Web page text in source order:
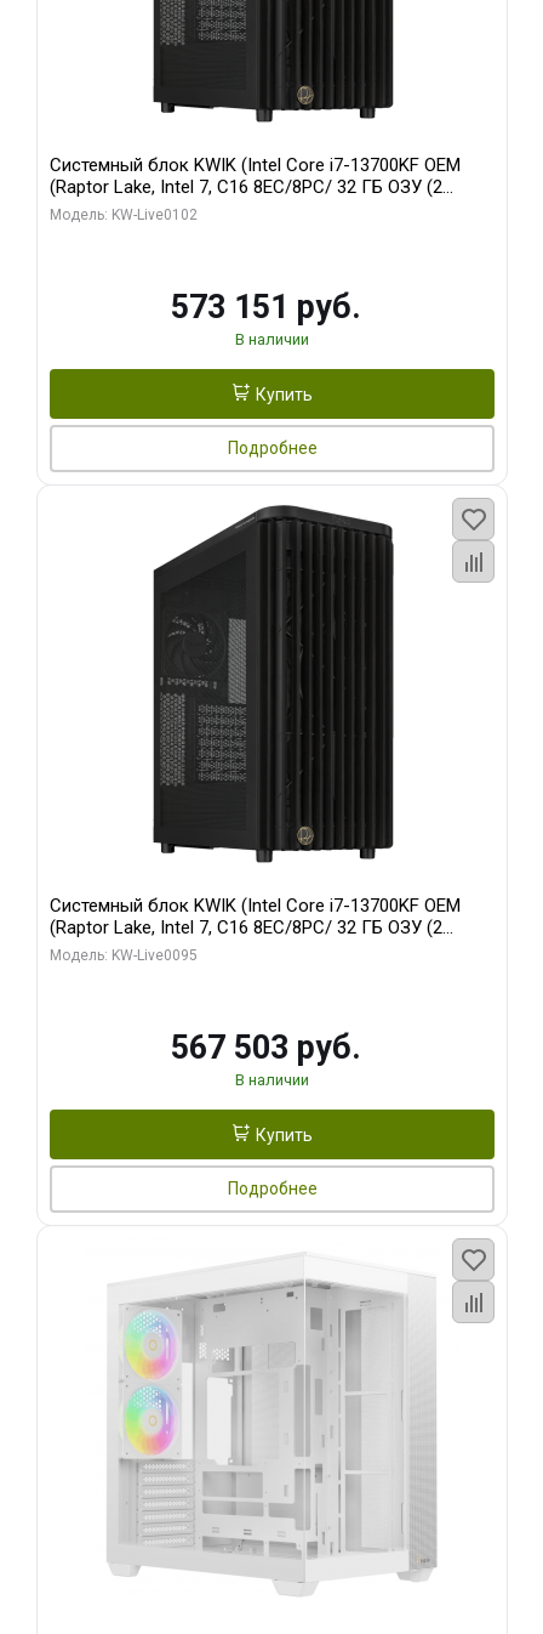
Системный блок KWIK (Intel Core i7-13700KF OEM
(Raptor Lake, Intel 7, C16 8EC/8PC/ 32 ГБ ОЗУ (2
модуля)/ Afox RTX4090 24GB GDDR6X 384-Bit 3xDP
Модель: KW-Live0102
573 151 руб.
В наличии
Купить
Подробнее
Системный блок KWIK (Intel Core i7-13700KF OEM
(Raptor Lake, Intel 7, C16 8EC/8PC/ 32 ГБ ОЗУ (2
модуля)/ Afox RTX4090 24GB GDDR6X 384-Bit 3xDP
Модель: KW-Live0095
567 503 руб.
В наличии
Купить
Подробнее